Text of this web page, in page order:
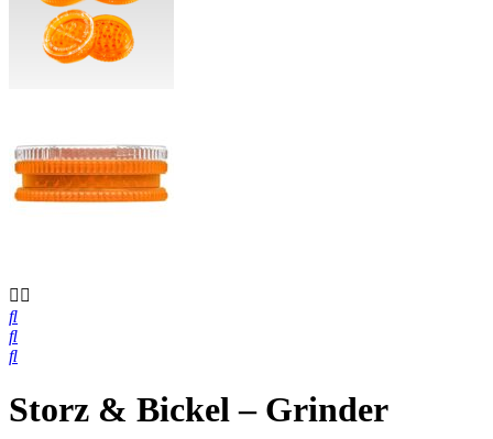
Storz & Bickel – Grinder